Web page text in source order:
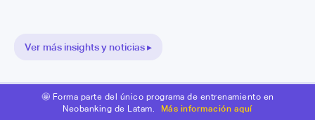
Ver más insights y noticias ▸
🤩 Forma parte del único programa de entrenamiento en
Neobanking de Latam.
Más información aquí